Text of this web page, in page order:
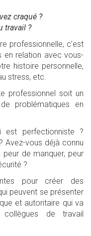
craqué ?
travail ?
professionnelle, c’est
en relation avec vous-
histoire personnelle,
stress, etc.
professionnel soit un
problématiques en
est perfectionniste ?
Avez-vous déjà connu
de manquer, peur
?
pour créer des
peuvent se présenter
et autoritaire qui va
de travail